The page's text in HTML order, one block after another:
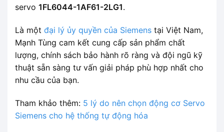
servo 1FL6044-1AF61-2LG1.
Là một đại lý ủy quyền của Siemens tại Việt Nam,
Mạnh Tùng cam kết cung cấp sản phẩm chất
lượng, chính sách bảo hành rõ ràng và đội ngũ kỹ
thuật sẵn sàng tư vấn giải pháp phù hợp nhất cho
nhu cầu của bạn.
Tham khảo thêm: 5 lý do nên chọn động cơ Servo
Siemens cho hệ thống tự động hóa